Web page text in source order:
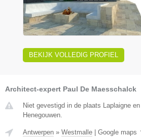
BEKIJK VOLLEDIG PROFIEL
Architect-expert Paul De Maesschalck
Niet gevestigd in de plaats Laplaigne
Henegouwen.
Antwerpen » Westmalle Google maps